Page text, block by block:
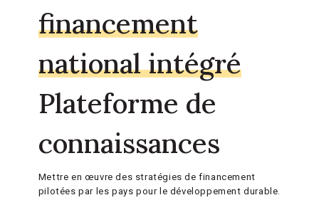
financement
national intégré
Plateforme de
connaissances
Mettre en œuvre des stratégies de financement
pilotées par les pays pour le développement durable.